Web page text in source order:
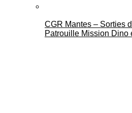
CGR Mantes – Sorties
Patrouille Mission Dino